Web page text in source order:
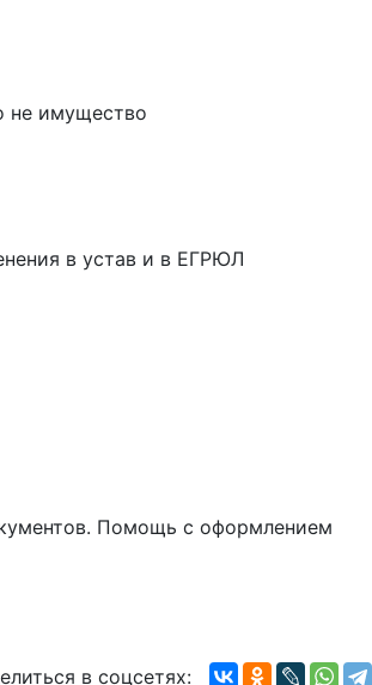
не имущество
в устав и в ЕГРЮЛ
Помощь с оформлением
в соцсетях: